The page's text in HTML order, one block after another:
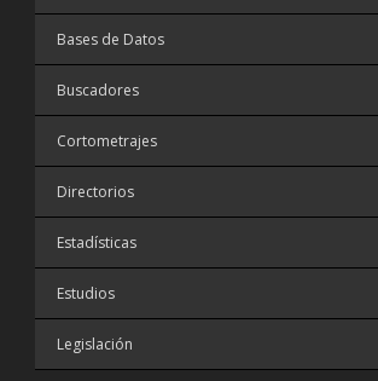
Bases de Datos
Buscadores
Cortometrajes
Directorios
Estadísticas
Estudios
Legislación